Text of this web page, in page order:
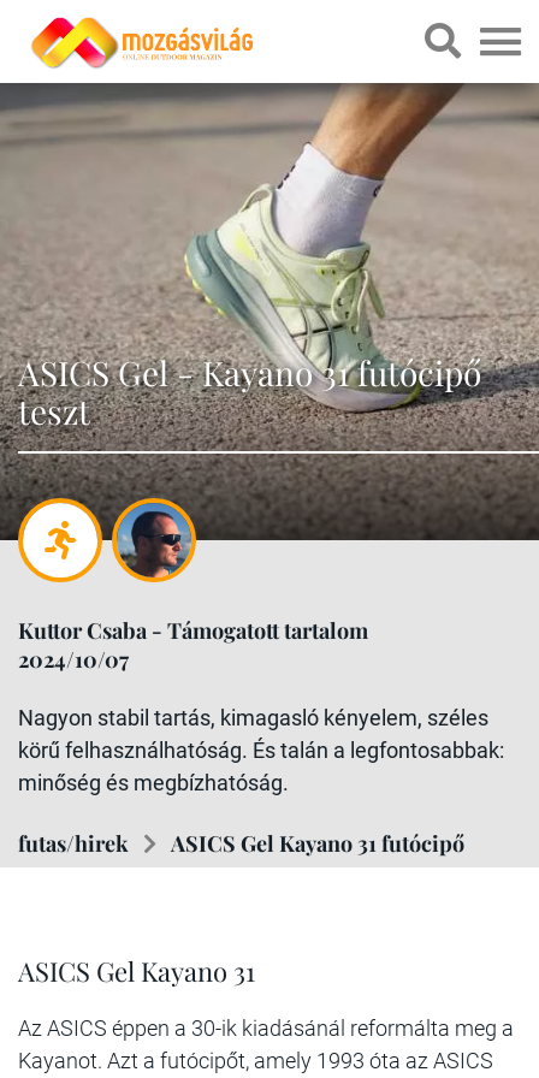
ASICS Gel - Kayano 31 futócipő
teszt
Kuttor Csaba - Támogatott tartalom
2024/10/07
Nagyon stabil tartás, kimagasló kényelem, széles
körű felhasználhatóság. És talán a legfontosabbak:
minőség és megbízhatóság.
futas/hirek ASICS Gel Kayano 31 futócipő
ASICS Gel Kayano 31
Az ASICS éppen a 30-ik kiadásánál reformálta meg a
Kayanot. Azt a futócipőt, amely 1993 óta az ASICS